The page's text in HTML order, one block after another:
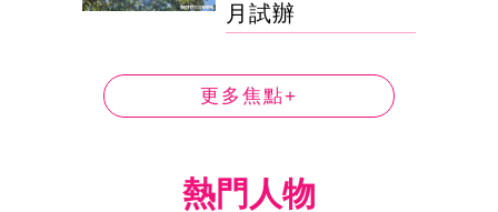
月試辦
更多焦點+
熱門人物